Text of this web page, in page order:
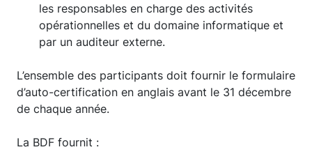
les responsables en charge des activités
opérationnelles et du domaine informatique et
par un auditeur externe.
L’ensemble des participants doit fournir le formulaire
d’auto-certification en anglais avant le 31 décembre
de chaque année.
La BDF fournit :